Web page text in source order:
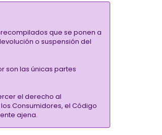
que se ponen a
o suspensión del
son las únicas partes
el derecho al
Consumidores, el Código
ajena.